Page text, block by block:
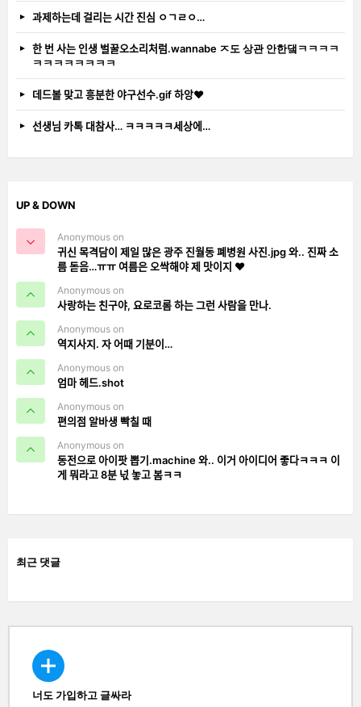
과제하는데 걸리는 시간 진심 ㅇㄱㄹㅇ…
한 번 사는 인생 벌꿀오소리처럼.wannabe ㅈ도 상관 안한댘ㅋㅋㅋㅋ
ㅋㅋㅋㅋㅋㅋㅋㅋ
데드볼 맞고 흥분한 야구선수.gif 하앙❤️
선생님 카톡 대참사… ㅋㅋㅋㅋㅋ세상에…
UP & DOWN
Anonymous on
귀신 목격담이 제일 많은 광주 진월동 폐병원 사진.jpg 와.. 진짜 소
름 돋음…ㅠㅠ 여름은 오싹해야 제 맛이지 ❤️
Anonymous on
사랑하는 친구야, 요로코롬 하는 그런 사람을 만나.
Anonymous on
역지사지. 자 어때 기분이…
Anonymous on
엄마 헤드.shot
Anonymous on
편의점 알바생 빡칠 때
Anonymous on
동전으로 아이팟 뽑기.machine 와.. 이거 아이디어 좋다ㅋㅋㅋ 이
게 뭐라고 8분 넋 놓고 봄ㅋㅋ
최근 댓글
CREATE
너도 가입하고 글싸라